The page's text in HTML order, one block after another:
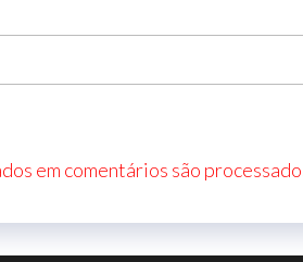
em comentários são